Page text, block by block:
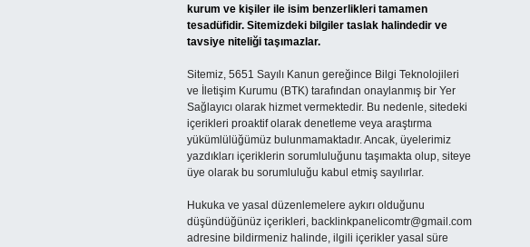
kurum ve kişiler ile isim benzerlikleri tamamen
tesadüfidir. Sitemizdeki bilgiler taslak halindedir ve
tavsiye niteliği taşımazlar.
Sitemiz, 5651 Sayılı Kanun gereğince Bilgi Teknolojileri
ve İletişim Kurumu (BTK) tarafından onaylanmış bir Yer
Sağlayıcı olarak hizmet vermektedir. Bu nedenle, sitedeki
içerikleri proaktif olarak denetleme veya araştırma
yükümlülüğümüz bulunmamaktadır. Ancak, üyelerimiz
yazdıkları içeriklerin sorumluluğunu taşımakta olup, siteye
üye olarak bu sorumluluğu kabul etmiş sayılırlar.
Hukuka ve yasal düzenlemelere aykırı olduğunu
düşündüğünüz içerikleri, backlinkpanelicomtr@gmail.com
adresine bildirmeniz halinde, ilgili içerikler yasal süre